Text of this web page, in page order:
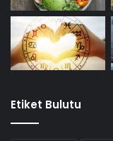
Etiket Bulutu